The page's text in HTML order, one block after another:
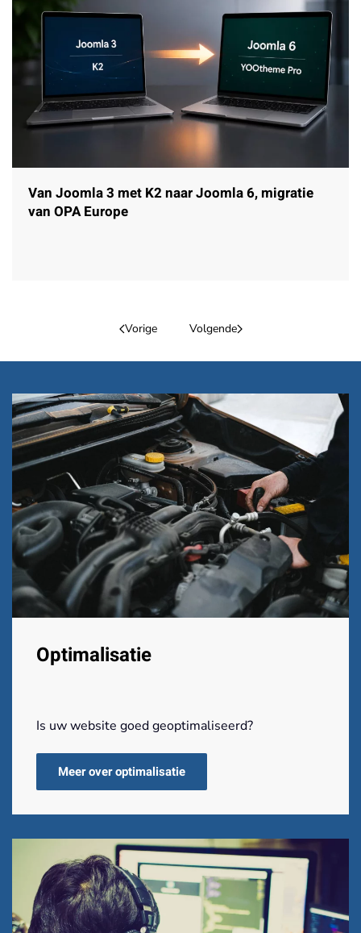
Van Joomla 3 met K2 naar Joomla 6, migratie
van OPA Europe
Vorige Volgende
Optimalisatie
Is uw website goed geoptimaliseerd?
Meer over optimalisatie